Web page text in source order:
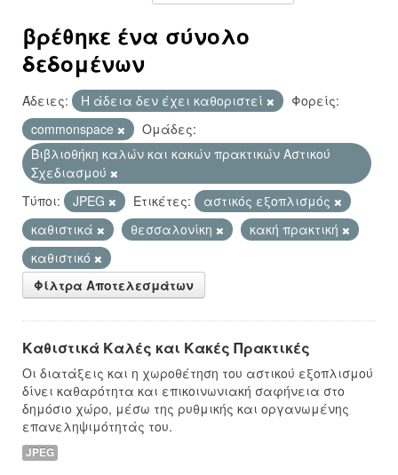
βρέθηκε ένα σύνολο
δεδομένων
Άδειες: Η άδεια δεν έχει καθοριστεί
Φορείς:
commonspace
Ομάδες:
Βιβλιοθήκη καλών και κακών πρακτικών Αστικού
Σχεδιασμού
Τύποι:
JPEG Ετικέτες:
αστικός εξοπλισμός
καθιστικά
θεσσαλονίκη
κακή πρακτική
καθιστικό
Φίλτρα Αποτελεσμάτων
Καθιστικά Καλές και Κακές Πρακτικές
Οι διατάξεις και η χωροθέτηση του αστικού εξοπλισμού
δίνει καθαρότητα και επικοινωνιακή σαφήνεια στο
δημόσιο χώρο, μέσω της ρυθμικής και οργανωμένης
επανεληψιμότητάς του.
JPEG